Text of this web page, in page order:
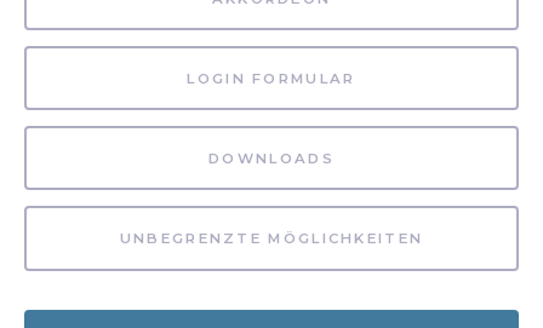
LOGIN FORMULAR
DOWNLOADS
UNBEGRENZTE MÖGLICHKEITEN